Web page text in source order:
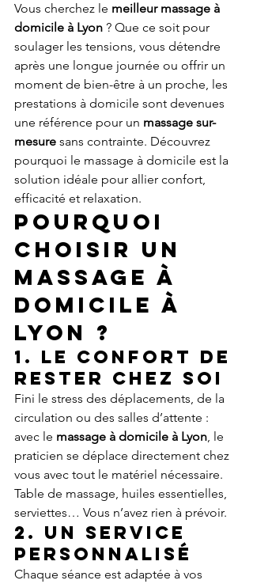
Vous cherchez le meilleur massage à
domicile à Lyon ? Que ce soit pour
soulager les tensions, vous détendre
après une longue journée ou offrir un
moment de bien-être à un proche, les
prestations à domicile sont devenues
une référence pour un massage sur-
mesure sans contrainte. Découvrez
pourquoi le massage à domicile est la
solution idéale pour allier confort,
efficacité et relaxation.
Pourquoi
choisir un
massage à
domicile à
Lyon ?
1. Le confort de
rester chez soi
Fini le stress des déplacements, de la
circulation ou des salles d’attente :
avec le massage à domicile à Lyon, le
praticien se déplace directement chez
vous avec tout le matériel nécessaire.
Table de massage, huiles essentielles,
serviettes… Vous n’avez rien à prévoir.
2. Un service
personnalisé
Chaque séance est adaptée à vos